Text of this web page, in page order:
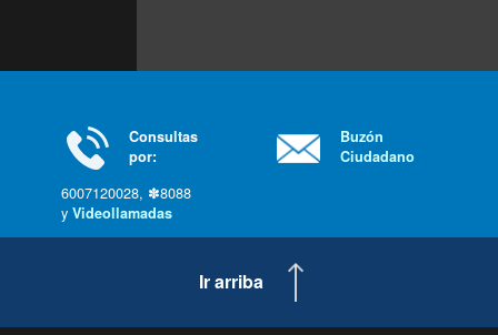
Consultas
por:
6007120028, ✽8088
y Videollamadas
Buzón
Ciudadano
Ir arriba